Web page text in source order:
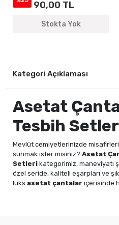
90,00 TL
Stokta Yok
Kategori Açıklaması
Asetat
Tesbih
Mevlüt cemiyetlerinizde
sunmak ister misiniz? Asetat
Setleri kategorimiz, maneviyatı
özel seride, kaliteli eşarpları ve
lüks asetat çantalar içerisinde